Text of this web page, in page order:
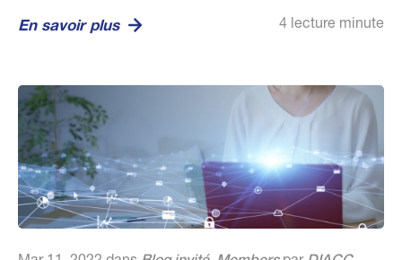
En savoir plus 4 lecture minute